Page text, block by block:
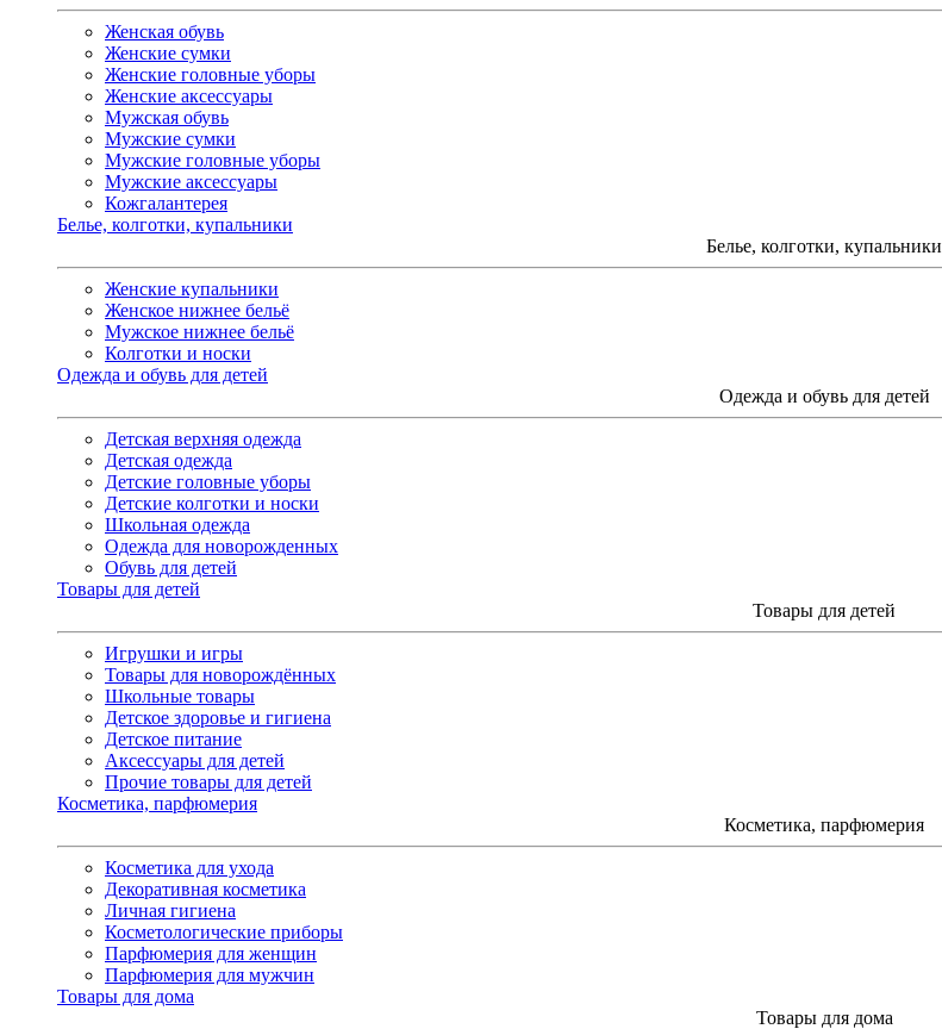
Женская обувь
Женские сумки
Женские головные уборы
Женские аксессуары
Мужская обувь
Мужские сумки
Мужские головные уборы
Мужские аксессуары
Кожгалантерея
Белье, колготки, купальники
Белье, колготки, купальники
Женские купальники
Женское нижнее бельё
Мужское нижнее бельё
Колготки и носки
Одежда и обувь для детей
Одежда и обувь для детей
Детская верхняя одежда
Детская одежда
Детские головные уборы
Детские колготки и носки
Школьная одежда
Одежда для новорожденных
Обувь для детей
Товары для детей
Товары для детей
Игрушки и игры
Товары для новорождённых
Школьные товары
Детское здоровье и гигиена
Детское питание
Аксессуары для детей
Прочие товары для детей
Косметика, парфюмерия
Косметика, парфюмерия
Косметика для ухода
Декоративная косметика
Личная гигиена
Косметологические приборы
Парфюмерия для женщин
Парфюмерия для мужчин
Товары для дома
Товары для дома